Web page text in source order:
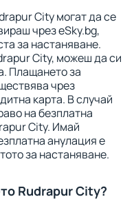
City могат да се
чрез eSky.bg,
за настаняване.
City, можеш да си
Плащането за
чрез
карта. В случай
на безплатна
City. Имай
анулация е
за настаняване.
Rudrapur City?